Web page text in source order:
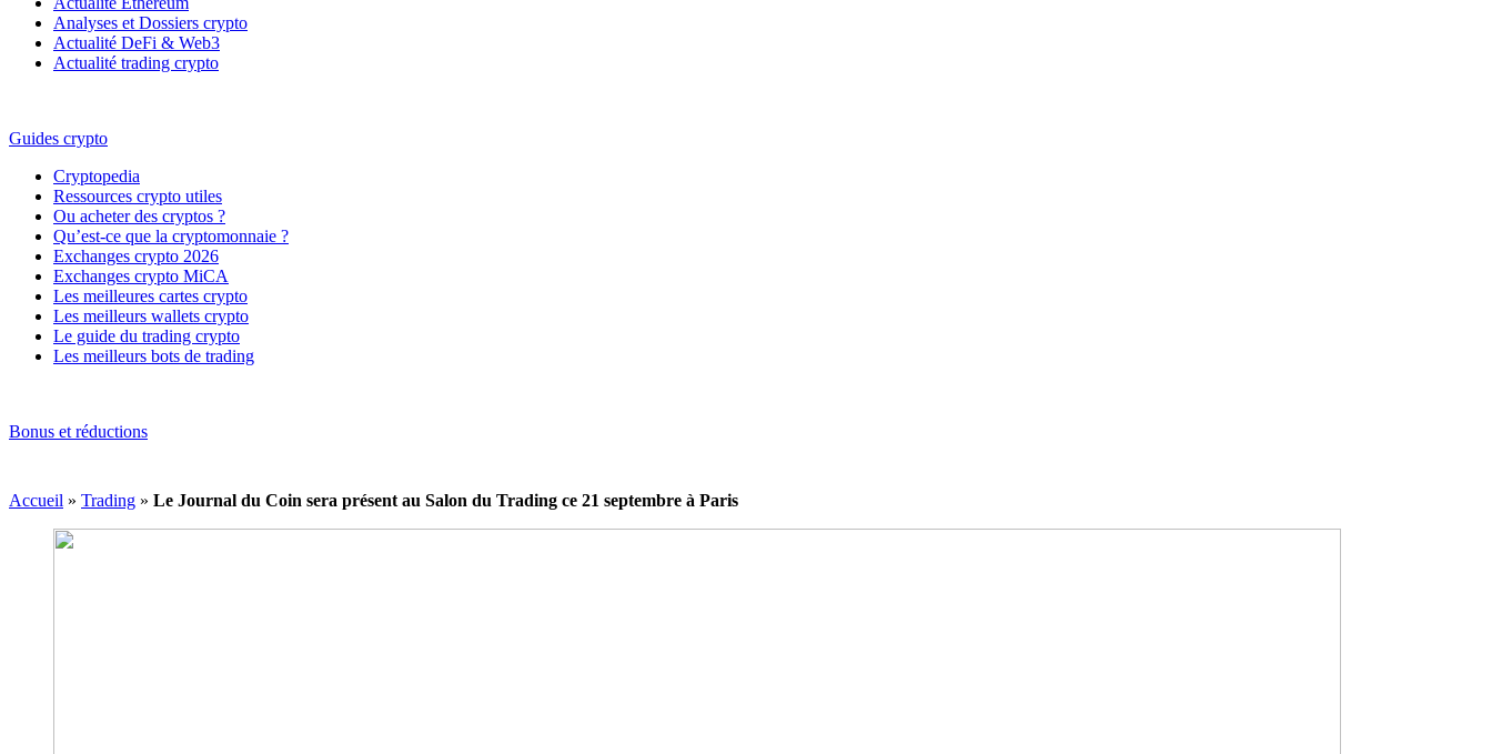
Analyses et Dossiers crypto
Actualité DeFi & Web3
Actualité trading crypto
Guides crypto
Cryptopedia
Ressources crypto utiles
Ou acheter des cryptos ?
Qu’est-ce que la cryptomonnaie ?
Exchanges crypto 2026
Exchanges crypto MiCA
Les meilleures cartes crypto
Les meilleurs wallets crypto
Le guide du trading crypto
Les meilleurs bots de trading
Bonus et réductions
Accueil » Trading » Le Journal du Coin sera présent au Salon du Trading ce 21 septembre à Paris